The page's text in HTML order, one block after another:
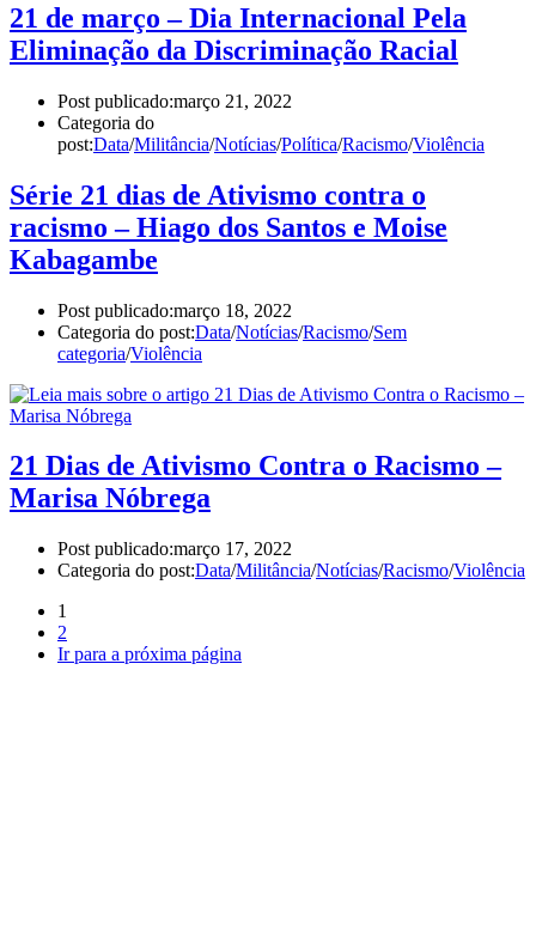
21 de março – Dia Internacional Pela
Eliminação da Discriminação Racial
Post publicado:março 21, 2022
Categoria do
post:Data/Militância/Notícias/Política/Racismo/Violência
Série 21 dias de Ativismo contra o
racismo – Hiago dos Santos e Moise
Kabagambe
Post publicado:março 18, 2022
Categoria do post:Data/Notícias/Racismo/Sem
categoria/Violência
21 Dias de Ativismo Contra o Racismo –
Marisa Nóbrega
Post publicado:março 17, 2022
Categoria do post:Data/Militância/Notícias/Racismo/Violência
1
2
Ir para a próxima página